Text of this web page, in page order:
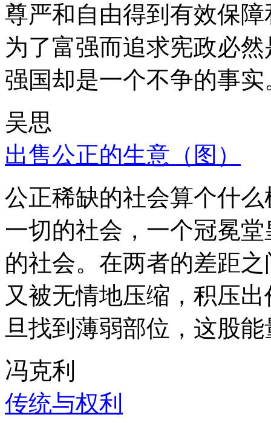
尊严和自由得到有效保
为了富强而追求宪政必
强国却是一个不争的事实
吴思
出售公正的生意（图）
公正稀缺的社会算个什
一切的社会，一个冠冕
的社会。在两者的差距
又被无情地压缩，积压
旦找到薄弱部位，这股
冯克利
传统与权利